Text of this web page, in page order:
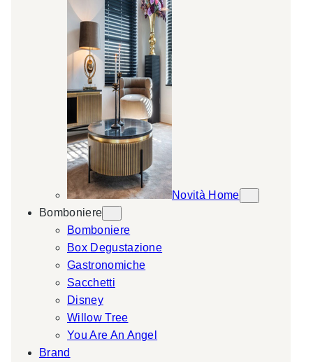
Novità Home
Bomboniere
Bomboniere
Box Degustazione
Gastronomiche
Sacchetti
Disney
Willow Tree
You Are An Angel
Brand